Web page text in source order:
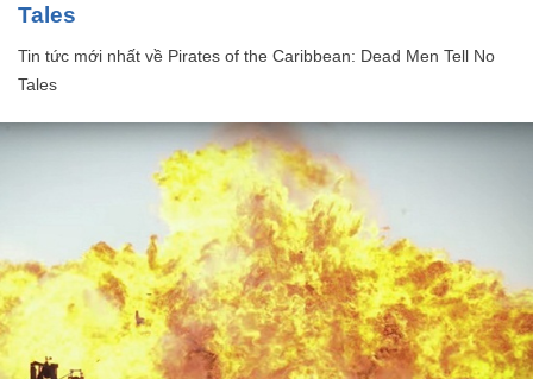
Tales
Tin tức mới nhất về Pirates of the Caribbean: Dead Men Tell No
Tales